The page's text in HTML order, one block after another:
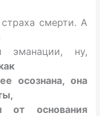
смерти. А
эманации, ну,
осознана, она
от основания